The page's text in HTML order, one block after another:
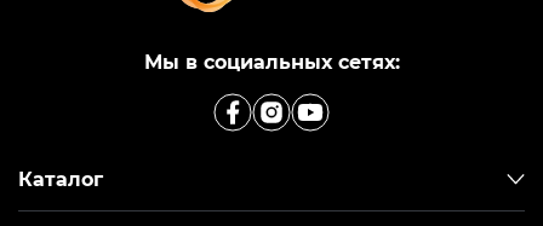
Мы в социальных сетях:
Каталог